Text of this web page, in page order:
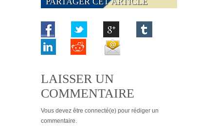
LAISSER UN
COMMENTAIRE
Vous devez être connecté(e) pour rédiger un
commentaire.